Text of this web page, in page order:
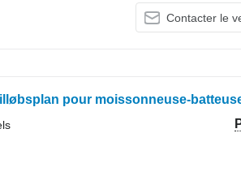
Contacter le
pour moissonneuse-